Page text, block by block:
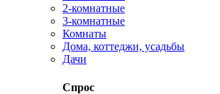
2-комнатные
3-комнатные
Комнаты
Дома, коттеджи, усадьбы
Дачи
Спрос